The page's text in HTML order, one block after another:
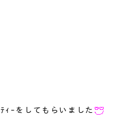
ｰをしてもらいました